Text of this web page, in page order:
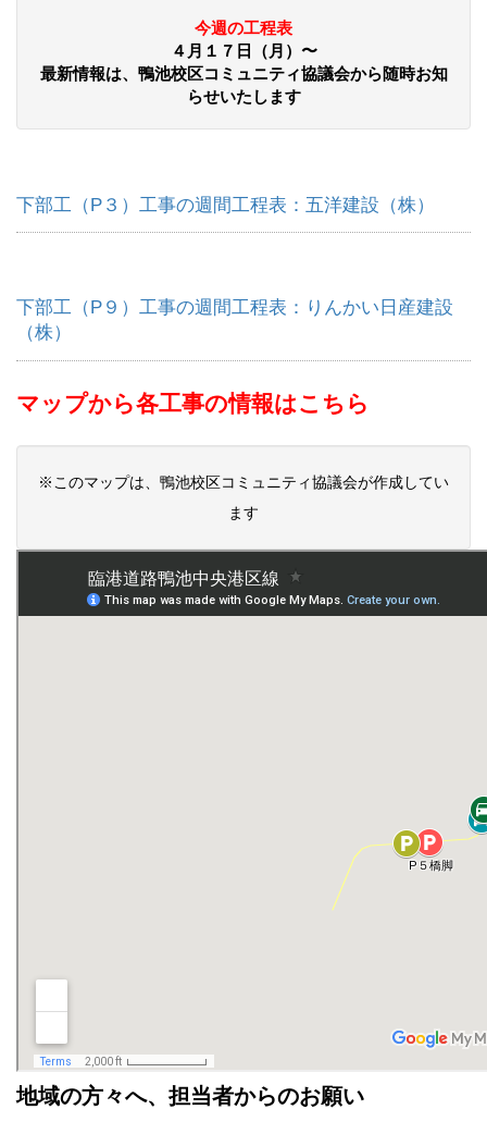
今週の工程表
４月１７日（月）〜
最新情報は、鴨池校区コミュニティ協議会から随時お知
らせいたします
下部工（P３）工事の週間工程表：五洋建設（株）
下部工（P９）工事の週間工程表：りんかい日産建設
（株）
マップから各工事の情報はこちら
※このマップは、鴨池校区コミュニティ協議会が作成してい
ます
地域の方々へ、担当者からのお願い